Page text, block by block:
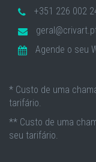
+351 226 002
Agende o seu
* Custo de uma
tarifário.
** Custo de uma
seu tarifário.